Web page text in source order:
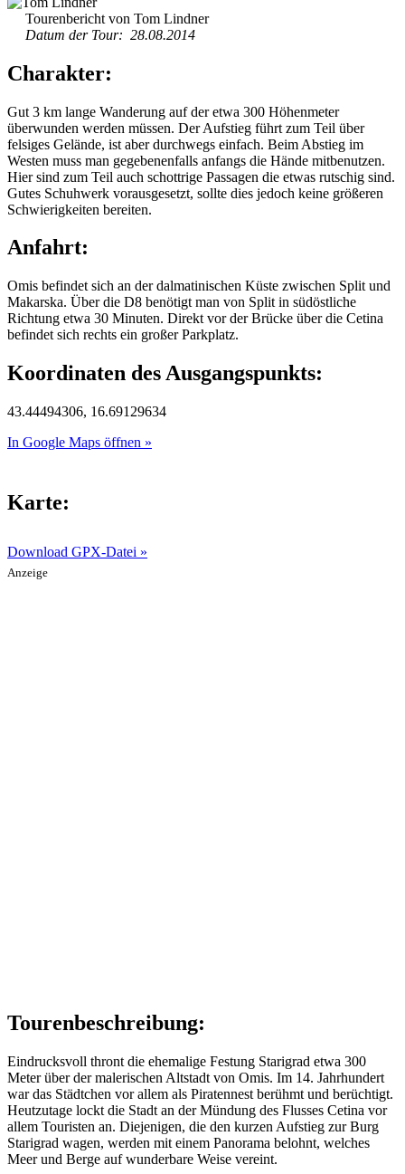
Tourenbericht von Tom Lindner
Datum der Tour: 28.08.2014
Charakter:
Gut 3 km lange Wanderung auf der etwa 300 Höhenmeter
überwunden werden müssen. Der Aufstieg führt zum Teil über
felsiges Gelände, ist aber durchwegs einfach. Beim Abstieg im
Westen muss man gegebenenfalls anfangs die Hände mitbenutzen.
Hier sind zum Teil auch schottrige Passagen die etwas rutschig sind.
Gutes Schuhwerk vorausgesetzt, sollte dies jedoch keine größeren
Schwierigkeiten bereiten.
Anfahrt:
Omis befindet sich an der dalmatinischen Küste zwischen Split und
Makarska. Über die D8 benötigt man von Split in südöstliche
Richtung etwa 30 Minuten. Direkt vor der Brücke über die Cetina
befindet sich rechts ein großer Parkplatz.
Koordinaten des Ausgangspunkts:
43.44494306, 16.69129634
In Google Maps öffnen »
Karte:
Download GPX-Datei »
Anzeige
Tourenbeschreibung:
Eindrucksvoll thront die ehemalige Festung Starigrad etwa 300
Meter über der malerischen Altstadt von Omis. Im 14. Jahrhundert
war das Städtchen vor allem als Piratennest berühmt und berüchtigt.
Heutzutage lockt die Stadt an der Mündung des Flusses Cetina vor
allem Touristen an. Diejenigen, die den kurzen Aufstieg zur Burg
Starigrad wagen, werden mit einem Panorama belohnt, welches
Meer und Berge auf wunderbare Weise vereint.